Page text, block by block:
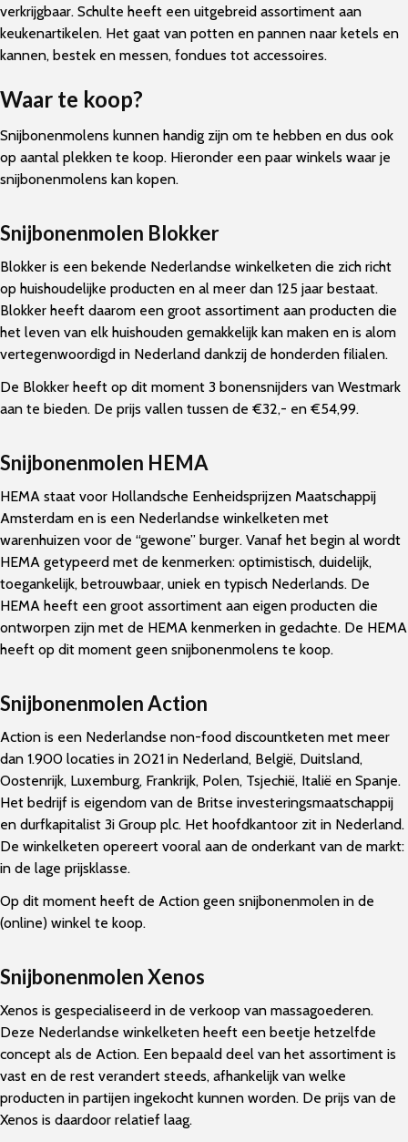
verkrijgbaar. Schulte heeft een uitgebreid assortiment aan
keukenartikelen. Het gaat van potten en pannen naar ketels en
kannen, bestek en messen, fondues tot accessoires.
Waar te koop?
Snijbonenmolens kunnen handig zijn om te hebben en dus ook
op aantal plekken te koop. Hieronder een paar winkels waar je
snijbonenmolens kan kopen.
Snijbonenmolen Blokker
Blokker is een bekende Nederlandse winkelketen die zich richt
op huishoudelijke producten en al meer dan 125 jaar bestaat.
Blokker heeft daarom een groot assortiment aan producten die
het leven van elk huishouden gemakkelijk kan maken en is alom
vertegenwoordigd in Nederland dankzij de honderden filialen.
De Blokker heeft op dit moment 3 bonensnijders van Westmark
aan te bieden. De prijs vallen tussen de €32,- en €54,99.
Snijbonenmolen HEMA
HEMA staat voor Hollandsche Eenheidsprijzen Maatschappij
Amsterdam en is een Nederlandse winkelketen met
warenhuizen voor de “gewone” burger. Vanaf het begin al wordt
HEMA getypeerd met de kenmerken: optimistisch, duidelijk,
toegankelijk, betrouwbaar, uniek en typisch Nederlands. De
HEMA heeft een groot assortiment aan eigen producten die
ontworpen zijn met de HEMA kenmerken in gedachte. De HEMA
heeft op dit moment geen snijbonenmolens te koop.
Snijbonenmolen Action
Action is een Nederlandse non-food discountketen met meer
dan 1.900 locaties in 2021 in Nederland, België, Duitsland,
Oostenrijk, Luxemburg, Frankrijk, Polen, Tsjechië, Italië en Spanje.
Het bedrijf is eigendom van de Britse investeringsmaatschappij
en durfkapitalist 3i Group plc. Het hoofdkantoor zit in Nederland.
De winkelketen opereert vooral aan de onderkant van de markt:
in de lage prijsklasse.
Op dit moment heeft de Action geen snijbonenmolen in de
(online) winkel te koop.
Snijbonenmolen Xenos
Xenos is gespecialiseerd in de verkoop van massagoederen.
Deze Nederlandse winkelketen heeft een beetje hetzelfde
concept als de Action. Een bepaald deel van het assortiment is
vast en de rest verandert steeds, afhankelijk van welke
producten in partijen ingekocht kunnen worden. De prijs van de
Xenos is daardoor relatief laag.